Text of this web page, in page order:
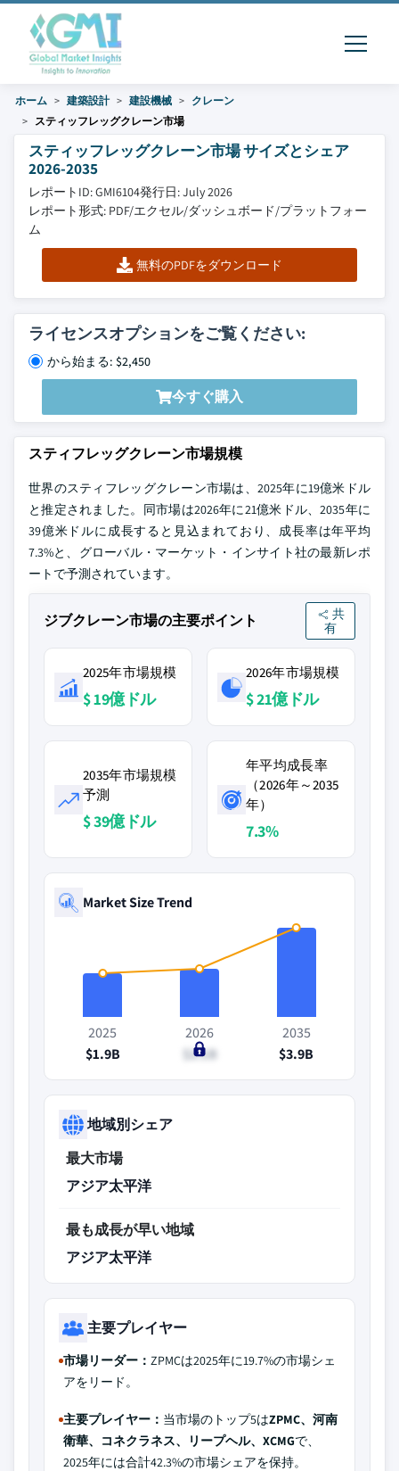
ホーム 建築設計 建設機械
クレーン
スティッフレッグクレーン市場
スティッフレッグクレーン市場 サイズとシェア
2026-2035
レポートID: GMI6104発行日: July 2026
レポート形式: PDF/エクセル/ダッシュボード/プラットフォー
ム
無料のPDFをダウンロード
ライセンスオプションをご覧ください:
から始まる: $2,450
今すぐ購入
スティフレッグクレーン市場規模
世界のスティフレッグクレーン市場は、2025年に19億米ドル
と推定されました。同市場は2026年に21億米ドル、2035年に
39億米ドルに成長すると見込まれており、成長率は年平均
7.3%と、グローバル・マーケット・インサイト社の最新レポ
ートで予測されています。
ジブクレーン市場の主要ポイント
共
有
2025年市場規模
$ 19億ドル
2026年市場規模
$ 21億ドル
2035年市場規模
予測
$ 39億ドル
年平均成長率
（2026年～2035
年）
7.3%
Market Size Trend
2025
$1.9B
2026
$2.1B
2035
$3.9B
地域別シェア
最大市場
アジア太平洋
最も成長が早い地域
アジア太平洋
主要プレイヤー
市場リーダー： ZPMCは2025年に19.7%の市場シェ
アをリード。
主要プレイヤー： 当市場のトップ5はZPMC、河南
衛華、コネクラネス、リープヘル、XCMGで、
2025年には合計42.3%の市場シェアを保持。